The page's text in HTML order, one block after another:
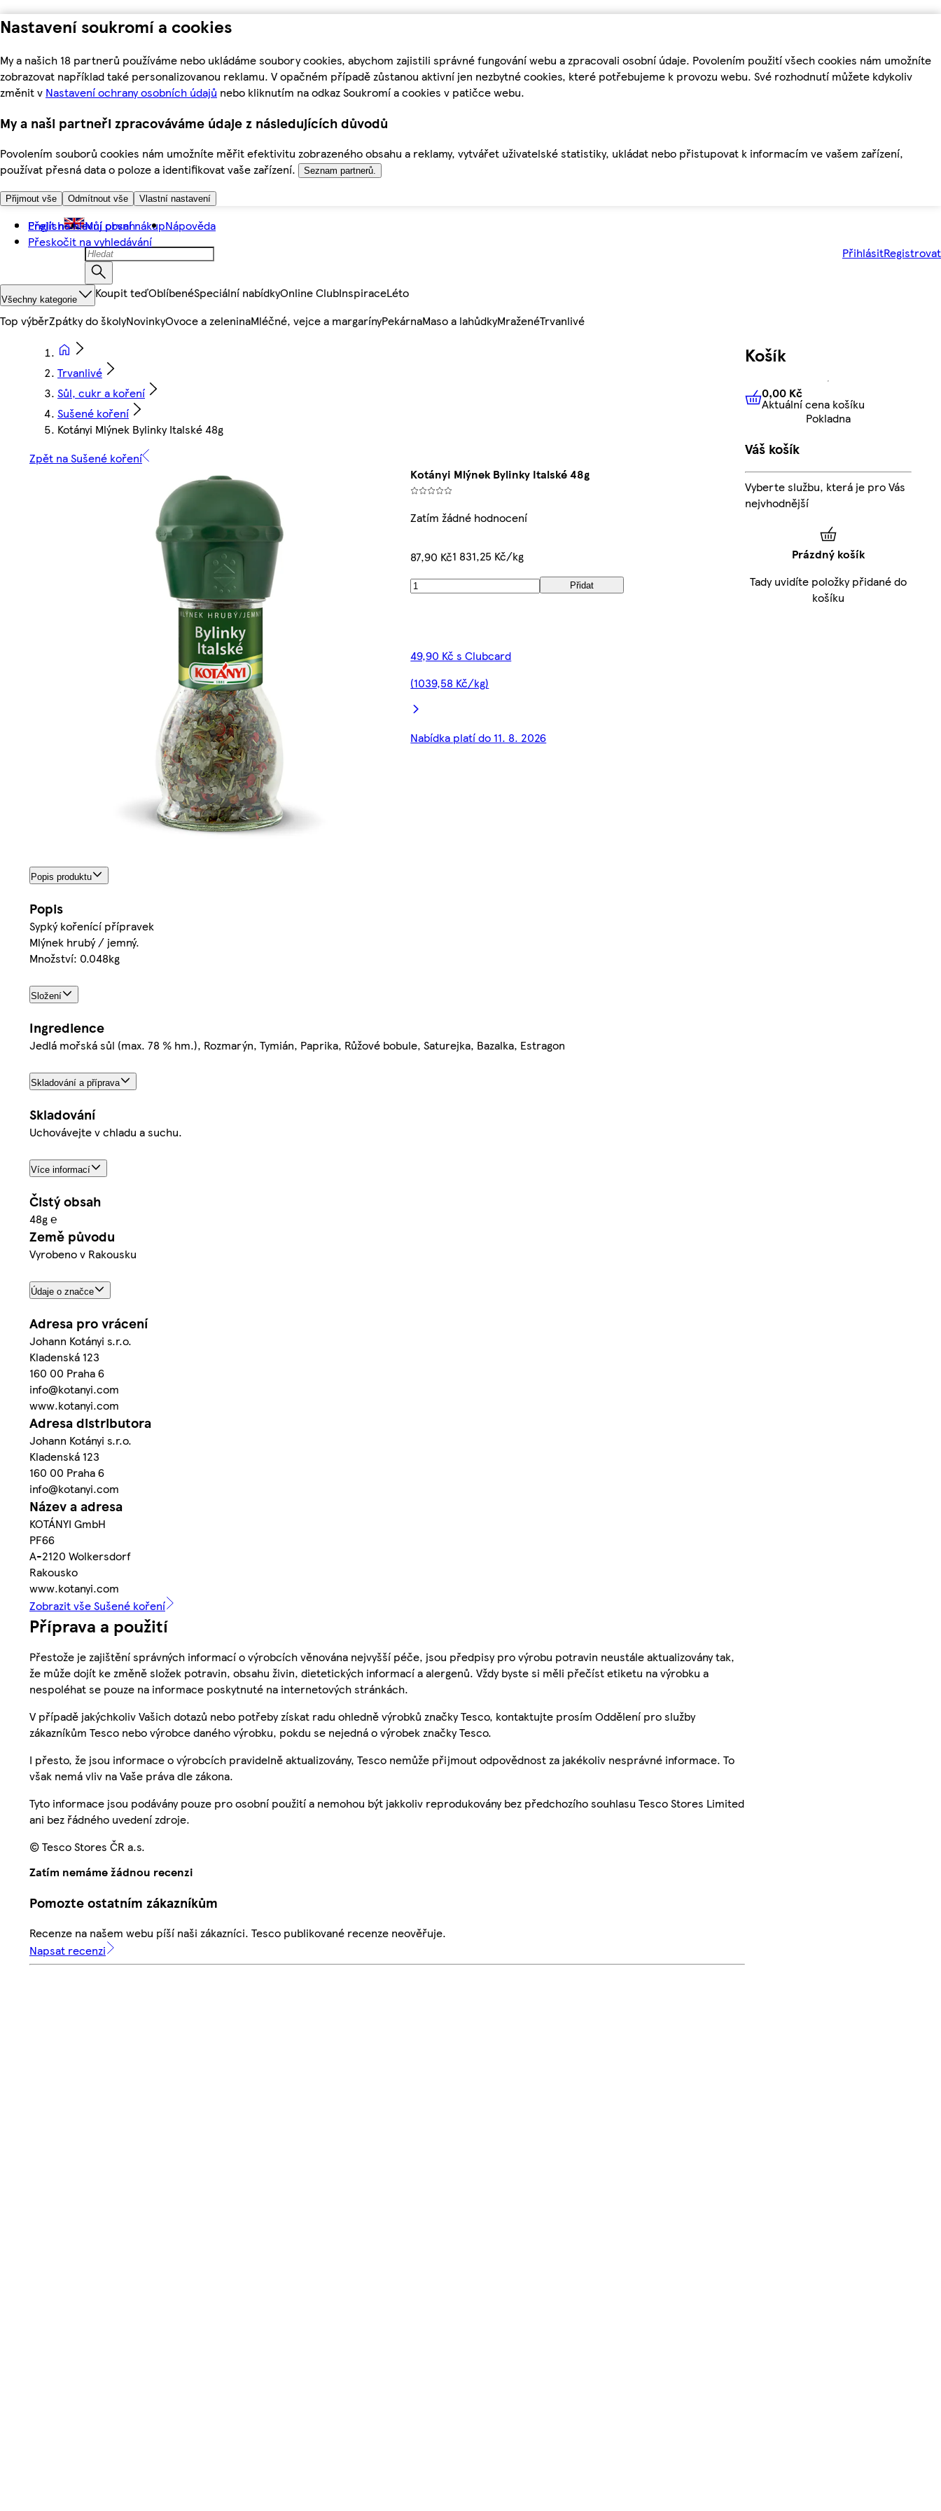
Nastavení soukromí a cookies
My a našich 18 partnerů používáme nebo ukládáme soubory cookies, abychom zajistili správné fungování webu a zpracovali osobní údaje. Povolením použití všech cookies nám umožníte
zobrazovat například také personalizovanou reklamu. V opačném případě zůstanou aktivní jen nezbytné cookies, které potřebujeme k provozu webu. Své rozhodnutí můžete kdykoliv
změnit v Nastavení ochrany osobních údajů nebo kliknutím na odkaz Soukromí a cookies v patičce webu.
My a naši partneři zpracováváme údaje z následujících důvodů
Povolením souborů cookies nám umožníte měřit efektivitu zobrazeného obsahu a reklamy, vytvářet uživatelské statistiky, ukládat nebo přistupovat k informacím ve vašem zařízení,
používat přesná data o poloze a identifikovat vaše zařízení.
Seznam partnerů.
Přijmout vše Odmítnout vše Vlastní nastavení
Přejít na hlavní obsah
Přeskočit na vyhledávání
English Můj první nákupNápověda
PřihlásitRegistrovat
Všechny kategorie Koupit teďOblíbenéSpeciální nabídkyOnline ClubInspiraceLéto
Top výběrZpátky do školyNovinkyOvoce a zeleninaMléčné, vejce a margarínyPekárnaMaso a lahůdkyMraženéTrvanlivé
Trvanlivé
Sůl, cukr a koření
Sušené koření
Kotányi Mlýnek Bylinky Italské 48g
Zpět na Sušené koření
Kotányi Mlýnek Bylinky Italské 48g
Zatím žádné hodnocení
87,90 Kč1 831,25 Kč/kg
Přidat
49,90 Kč s Clubcard
(1039,58 Kč/kg)
Nabídka platí do 11. 8. 2026
Popis produktu
Popis
Sypký kořenící přípravek
Mlýnek hrubý / jemný.
Množství: 0.048kg
Složení
Ingredience
Jedlá mořská sůl (max. 78 % hm.), Rozmarýn, Tymián, Paprika, Růžové bobule, Saturejka, Bazalka, Estragon
Skladování a příprava
Skladování
Uchovávejte v chladu a suchu.
Více informací
Čistý obsah
48g ℮
Země původu
Vyrobeno v Rakousku
Údaje o značce
Adresa pro vrácení
Johann Kotányi s.r.o.
Kladenská 123
160 00 Praha 6
info@kotanyi.com
www.kotanyi.com
Adresa distributora
Johann Kotányi s.r.o.
Kladenská 123
160 00 Praha 6
info@kotanyi.com
Název a adresa
KOTÁNYI GmbH
PF66
A-2120 Wolkersdorf
Rakousko
www.kotanyi.com
Zobrazit vše Sušené koření
Příprava a použití
Přestože je zajištění správných informací o výrobcích věnována nejvyšší péče, jsou předpisy pro výrobu potravin neustále aktualizovány tak,
že může dojít ke změně složek potravin, obsahu živin, dietetických informací a alergenů. Vždy byste si měli přečíst etiketu na výrobku a
nespoléhat se pouze na informace poskytnuté na internetových stránkách.
V případě jakýchkoliv Vašich dotazů nebo potřeby získat radu ohledně výrobků značky Tesco, kontaktujte prosím Oddělení pro služby
zákazníkům Tesco nebo výrobce daného výrobku, pokdu se nejedná o výrobek značky Tesco.
I přesto, že jsou informace o výrobcích pravidelně aktualizovány, Tesco nemůže přijmout odpovědnost za jakékoliv nesprávné informace. To
však nemá vliv na Vaše práva dle zákona.
Tyto informace jsou podávány pouze pro osobní použití a nemohou být jakkoliv reprodukovány bez předchozího souhlasu Tesco Stores Limited
ani bez řádného uvedení zdroje.
© Tesco Stores ČR a.s.
Zatím nemáme žádnou recenzi
Pomozte ostatním zákazníkům
Recenze na našem webu píší naši zákazníci. Tesco publikované recenze neověřuje.
Napsat recenzi
Košík
0,00 KčAktuální cena košíku
0,00 Kč
Aktuální cena košíku
Pokladna
Váš košík
Vyberte službu, která je pro Vás
nejvhodnější
Prázdný košík
Tady uvidíte položky přidané do
košíku